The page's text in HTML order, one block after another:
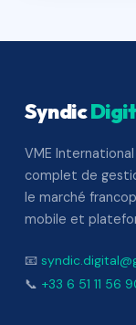
Syndic
VME
complet de
le marché
mobile et
📧
📞 +33 6 51 11 56